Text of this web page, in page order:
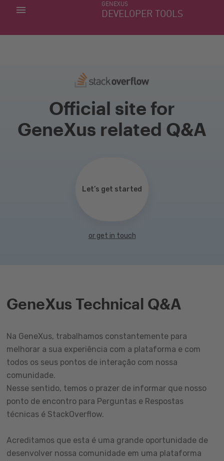
GENEXUS
DEVELOPER TOOLS
MINHAS APLICACÕES
Official site for
GeneXus related Q&A
Let’s get started
or get in touch
GeneXus Technical Q&A
Na GeneXus, trabalhamos constantemente para
melhorar a sua experiência com a plataforma e com
todos os seus pontos de interação com nossa
comunidade.
Nesse sentido, temos o prazer de informar que nosso
ponto de encontro para Perguntas e Respostas
técnicas é StackOverflow.
Acreditamos que esta é uma grande oportunidade de
desenvolver nossa comunidade em uma plataforma